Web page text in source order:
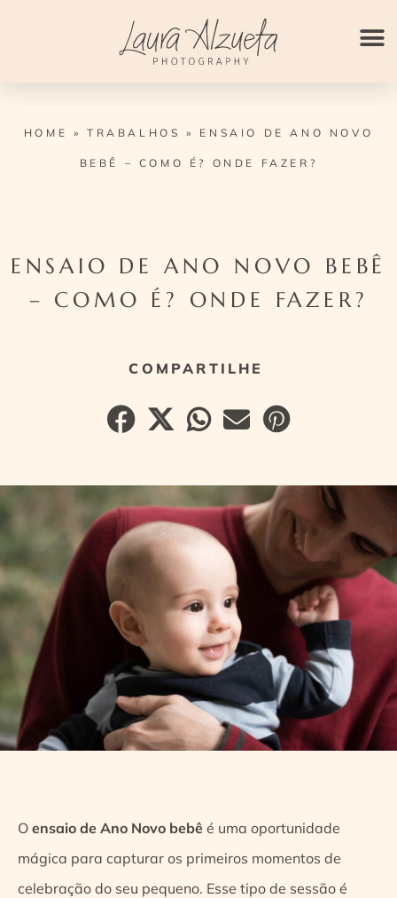
HOME »TRABALHOS » ENSAIO DE ANO NOVO
BEBÊ – COMO É? ONDE FAZER?
ENSAIO DE ANO NOVO BEBÊ
– COMO É? ONDE FAZER?
O ensaio de Ano Novo bebê é uma oportunidade
mágica para capturar os primeiros momentos de
celebração do seu pequeno. Esse tipo de sessão é